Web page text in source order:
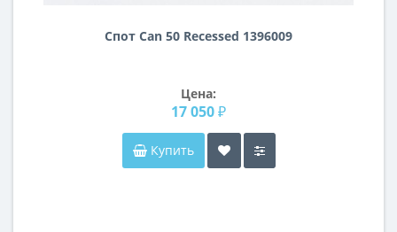
Спот Can 50 Recessed 1396009
Цена:
17 050 ₽
Купить